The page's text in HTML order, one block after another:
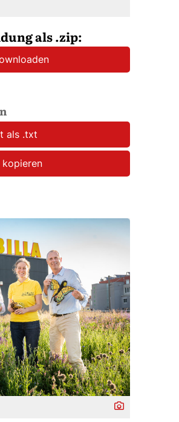
als .zip:
als .txt
kopieren